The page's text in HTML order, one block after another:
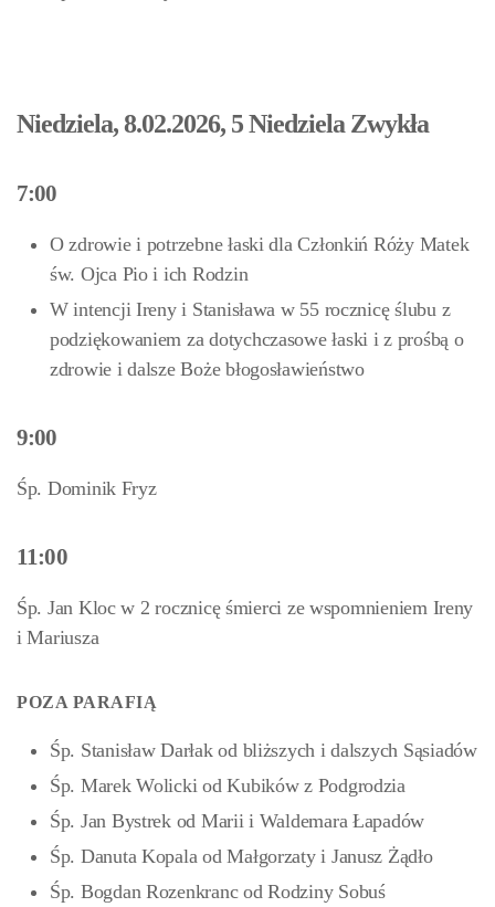
Niedziela, 8.02.2026, 5 Niedziela Zwykła
7:00
O zdrowie i potrzebne łaski dla Członkiń Róży Matek
św. Ojca Pio i ich Rodzin
W intencji Ireny i Stanisława w 55 rocznicę ślubu z
podziękowaniem za dotychczasowe łaski i z prośbą o
zdrowie i dalsze Boże błogosławieństwo
9:00
Śp. Dominik Fryz
11:00
Śp. Jan Kloc w 2 rocznicę śmierci ze wspomnieniem Ireny
i Mariusza
POZA PARAFIĄ
Śp. Stanisław Darłak od bliższych i dalszych Sąsiadów
Śp. Marek Wolicki od Kubików z Podgrodzia
Śp. Jan Bystrek od Marii i Waldemara Łapadów
Śp. Danuta Kopala od Małgorzaty i Janusz Żądło
Śp. Bogdan Rozenkranc od Rodziny Sobuś